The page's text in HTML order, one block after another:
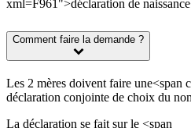
xml=F961">déclaration de
Comment faire la demande ?
Les 2 mères doivent faire une<span
déclaration conjointe de choix du
La déclaration se fait sur le <span